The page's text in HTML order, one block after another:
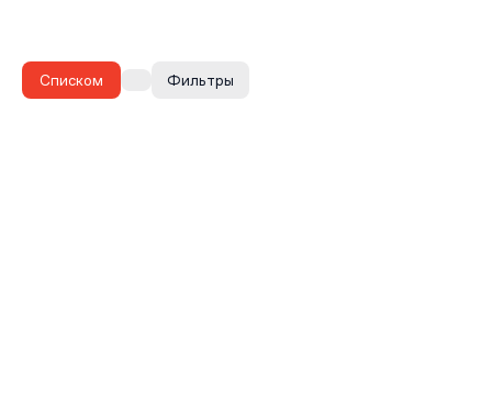
Списком Фильтры